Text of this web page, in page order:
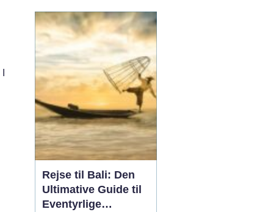
for enhver
rejseentusiast. Dette
land, der ligger i hjertet
af Sydøstasien, byder på
en rig historie, fasciner...
Rejse til Bali: Den
Ultimative Guide til
Eventyrlige